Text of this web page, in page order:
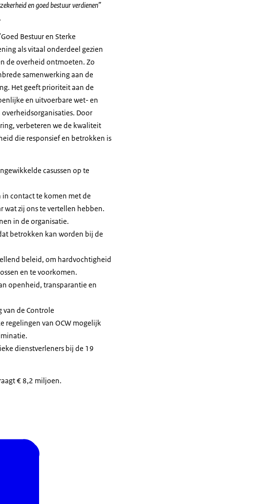
en goed bestuur verdienen”
Bestuur en Sterke
als vitaal onderdeel gezien
de overheid ontmoeten. Zo
samenwerking aan de
Het geeft prioriteit aan de
en uitvoerbare wet- en
Door
verbeteren we de kwaliteit
die responsief en betrokken is
casussen op te
in contact te komen met de
wat zij ons te vertellen hebben.
in de organisatie.
betrokken kan worden bij de
beleid, om hardvochtigheid
en te voorkomen.
openheid, transparantie en
van de Controle
regelingen van OCW mogelijk
dienstverleners bij de 19
€ 8,2 miljoen.